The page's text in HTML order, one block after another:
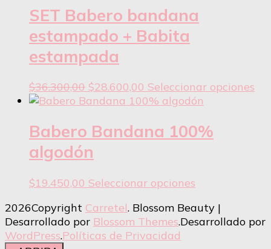
página
del
Las
opciones
la
página
del
producto
SET Babero bandana
estampado + Babita
estampada
$36.300,00 El
precio
era:
$36.300,00.
$28.600,00 El
precio
es:
$28.600,00.
Seleccionar opciones
en
Babero Bandana 100%
algodón
$19.450,00 Seleccionar opciones
tiene
varias
2026Copyright Carretel. Blossom Beauty |
Desarrollado por Blossom Themes.Desarrollado por
WordPress.Políticas de Privacidad